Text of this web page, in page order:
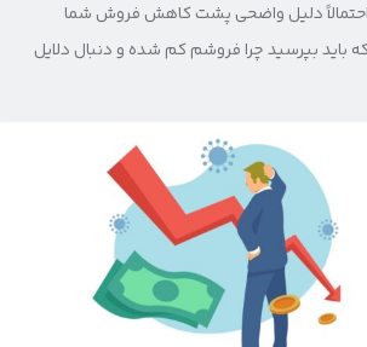
دلیل واضحی پشت کاهش فروش شما
باید بپرسید چرا فروشم کم شده و دنبال دلایل